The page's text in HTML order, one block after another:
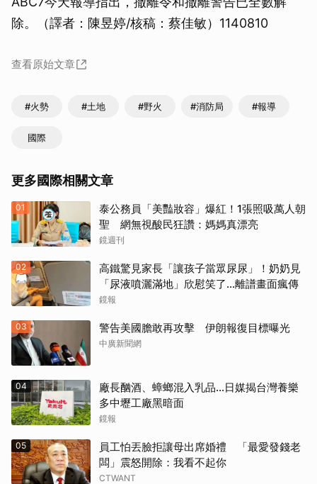
除。（譯者：陳昱婷/核稿：蔡佳敏）1140810
查看原始文章
#火勢 #土地 #野火 #消防局 #報導
國際
更多國際相關文章
01
泰公務員「美豔妝容」爆紅！1張照吸萬人朝
聖 網無視酸民狂讚：媽媽真漂亮
鏡週刊
02
高鐵驚見家長「讓孩子當眾尿尿」！奶奶見
「尿液噴灑滿地」欣慰笑了…離譜畫面瘋傳
鏡報
03 警告美國膽敢再攻擊 伊朗報復目標曝光
中廣新聞網
04
廠長酗酒、蟑螂混入乳品...日媒揭台灣養樂
多中壢工廠黑暗面
鏡報
05
員工怕丟臉拒讓母出席婚禮 「最愛發錢老
闆」震怒開除：我看不起你
CTWANT